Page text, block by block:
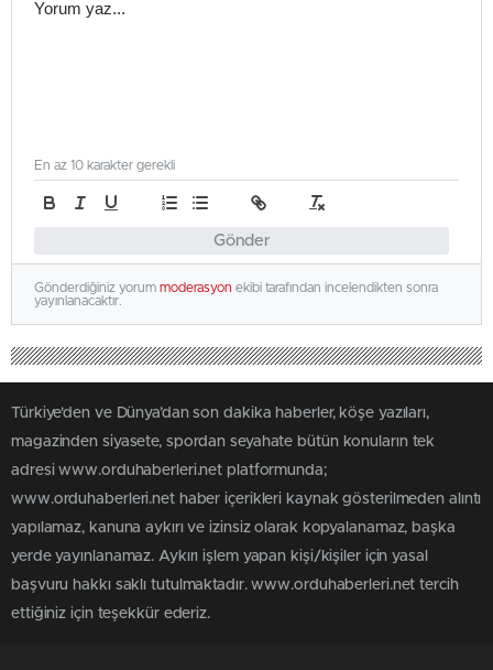
Gönder
En az 10 karakter gerekli
Gönderdiğiniz yorum moderasyon ekibi tarafından incelendikten sonra
yayınlanacaktır.
Türkiye'den ve Dünya’dan son dakika haberler, köşe yazıları,
magazinden siyasete, spordan seyahate bütün konuların tek
adresi www.orduhaberleri.net platformunda;
www.orduhaberleri.net haber içerikleri kaynak gösterilmeden alıntı
yapılamaz, kanuna aykırı ve izinsiz olarak kopyalanamaz, başka
yerde yayınlanamaz. Aykırı işlem yapan kişi/kişiler için yasal
başvuru hakkı saklı tutulmaktadır. www.orduhaberleri.net tercih
ettiğiniz için teşekkür ederiz.